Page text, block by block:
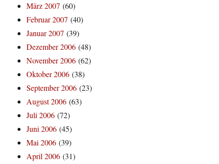
März 2007 (60)
Februar 2007 (40)
Januar 2007 (39)
Dezember 2006 (48)
November 2006 (62)
Oktober 2006 (38)
September 2006 (23)
August 2006 (63)
Juli 2006 (72)
Juni 2006 (45)
Mai 2006 (39)
April 2006 (31)